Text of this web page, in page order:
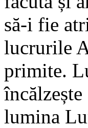
să-i fie
lucrurile
primite.
lumina